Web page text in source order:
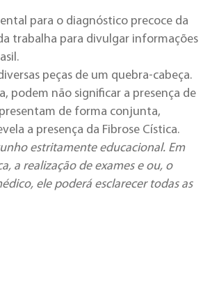
para o diagnóstico precoce da
trabalha para divulgar informações
peças de um quebra-cabeça.
podem não significar a presença de
de forma conjunta,
a presença da Fibrose Cística.
estritamente educacional. Em
a realização de exames e ou, o
ele poderá esclarecer todas as